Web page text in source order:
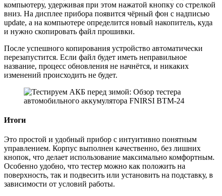
компьютеру, удерживая при этом нажатой кнопку со стрелкой
вниз. На дисплее прибора появится чёрный фон с надписью
update, а на компьютере определится новый накопитель, куда
и нужно скопировать файл прошивки.
После успешного копирования устройство автоматически
перезапустится. Если файл будет иметь неправильное
название, процесс обновления не начнётся, и никаких
изменений происходить не будет.
Итоги
Это простой и удобный прибор с интуитивно понятным
управлением. Корпус выполнен качественно, без лишних
кнопок, что делает использование максимально комфортным.
Особенно удобно, что тестер можно как положить на
поверхность, так и подвесить или установить на подставку, в
зависимости от условий работы.